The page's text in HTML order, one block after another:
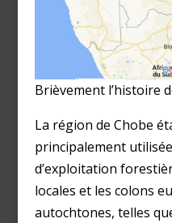
Brièvement l’histoire
La région de Chobe
principalement
d’exploitation
locales et les colons
autochtones, telles